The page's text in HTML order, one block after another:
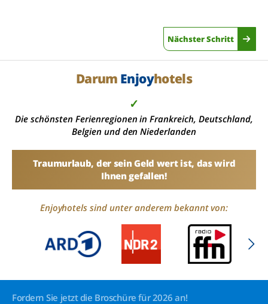
Nächster Schritt
Darum Enjoyhotels
✓
Die schönsten Ferienregionen in Frankreich, Deutschland,
Belgien und den Niederlanden
Traumurlaub, der sein Geld wert ist, das wird
Ihnen gefallen!
Enjoyhotels sind unter anderem bekannt von:
Fordern Sie jetzt die Broschüre für 2026 an!